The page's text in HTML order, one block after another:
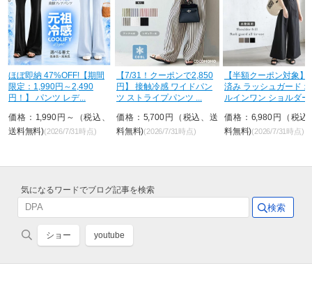
【7/31！クーポンで2,850
円】 接触冷感 ワイドパン
ツ ストライプパンツ ...
価格：5,700円（税込、送
料無料)(2026/7/31時点)
【半額クーポン対象】入荷
済み ラッシュガード オー
ルインワン ショルダーフ
価格：6,980円（税込、送
料無料)(2026/7/31時点)
50%OFF さらに半額！
【期間限定：3,690円
→923円！3枚購入で3
価格：1,845円（税込
料無料)(2026/7/31時点)
気になるワードでブログ記事を検索
ショー youtube